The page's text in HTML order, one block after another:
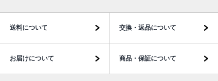
送料について 交換・返品について
お届けについて 商品・保証について